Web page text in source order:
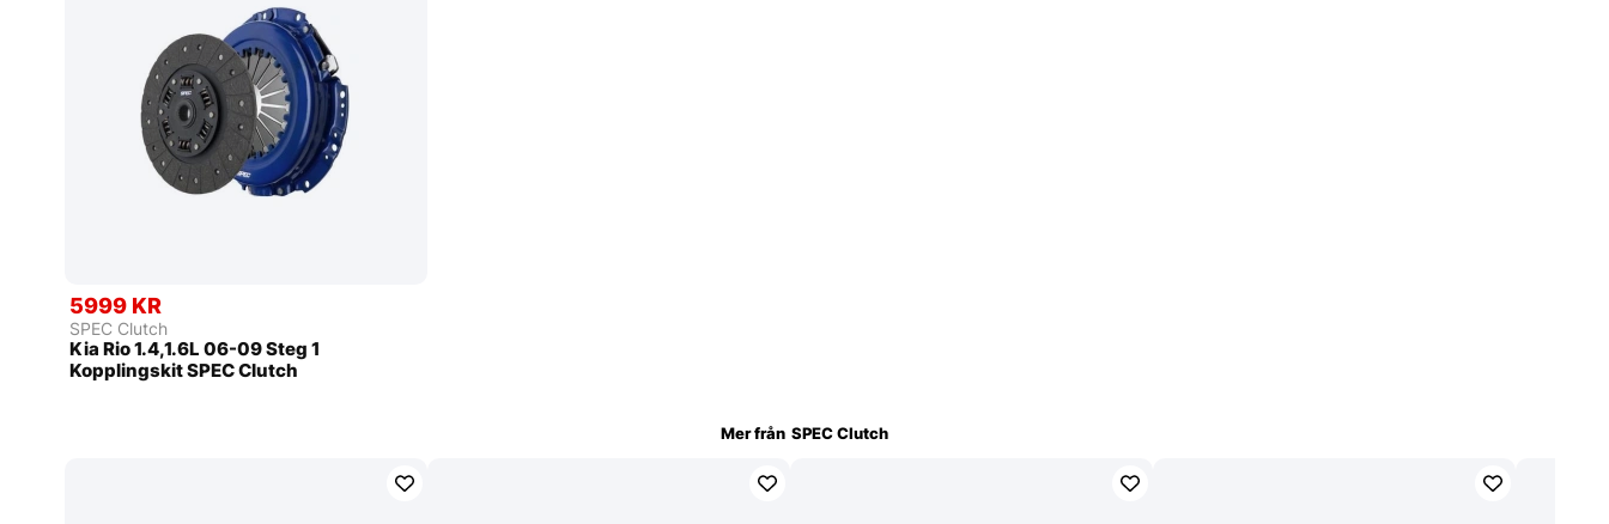
5999 KR
SPEC Clutch
Kia Rio 1.4,1.6L 06-09 Steg 1
Kopplingskit SPEC Clutch
Mer från SPEC Clutch